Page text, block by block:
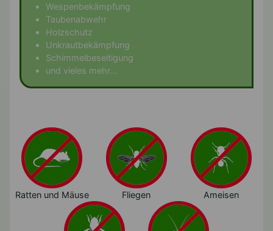
Wespenbekämpfung
Taubenabwehr
Holzschutz
Unkrautbekämpfung
Schimmelbeseitigung
und vieles mehr...
Ratten und Mäuse Fliegen Ameisen